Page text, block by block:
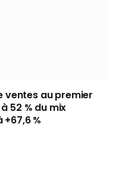
ventes au premier
52 % du mix
%